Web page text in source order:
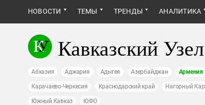
НОВОСТИ ТЕМЫ ТРЕНДЫ АНАЛИТИКА
Кавказский Узел
Абхазия Аджария Адыгея Азербайджан Армения
Карачаево-Черкесия Краснодарский край Нагорный
Южный Кавказ ЮФО